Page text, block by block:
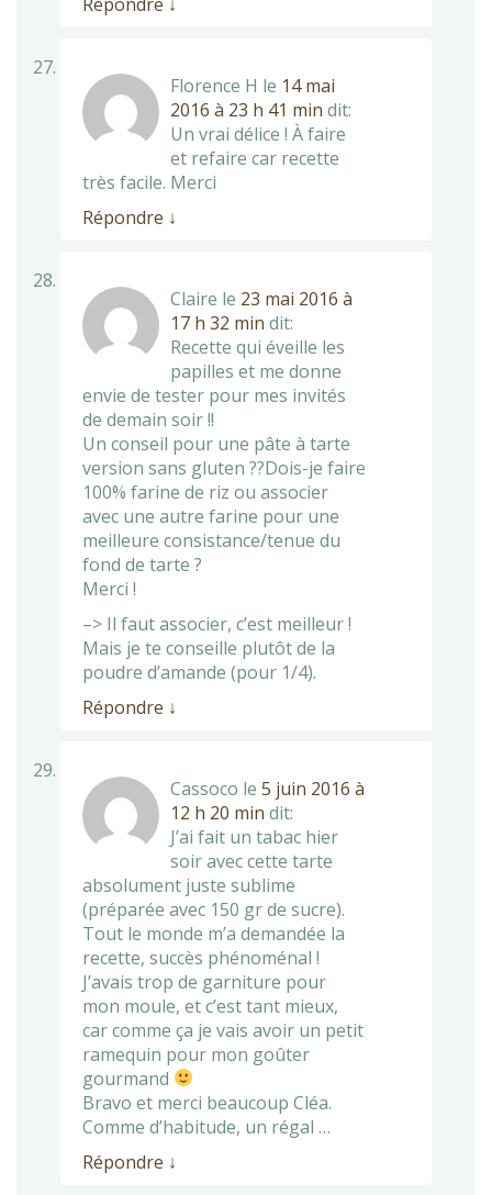
Florence H le 14 mai
2016 à 23 h 41 min dit:
Un vrai délice ! À faire
et refaire car recette
très facile. Merci
Répondre ↓
Claire le 23 mai 2016 à
17 h 32 min dit:
Recette qui éveille les
papilles et me donne
envie de tester pour mes invités
de demain soir !!
Un conseil pour une pâte à tarte
version sans gluten ??Dois-je faire
100% farine de riz ou associer
avec une autre farine pour une
meilleure consistance/tenue du
fond de tarte ?
Merci !
–> Il faut associer, c’est meilleur !
Mais je te conseille plutôt de la
poudre d’amande (pour 1/4).
Répondre ↓
Cassoco le 5 juin 2016 à
12 h 20 min dit:
J’ai fait un tabac hier
soir avec cette tarte
absolument juste sublime
(préparée avec 150 gr de sucre).
Tout le monde m’a demandée la
recette, succès phénoménal !
J’avais trop de garniture pour
mon moule, et c’est tant mieux,
car comme ça je vais avoir un petit
ramequin pour mon goûter
gourmand
Bravo et merci beaucoup Cléa.
Comme d’habitude, un régal …
Répondre ↓